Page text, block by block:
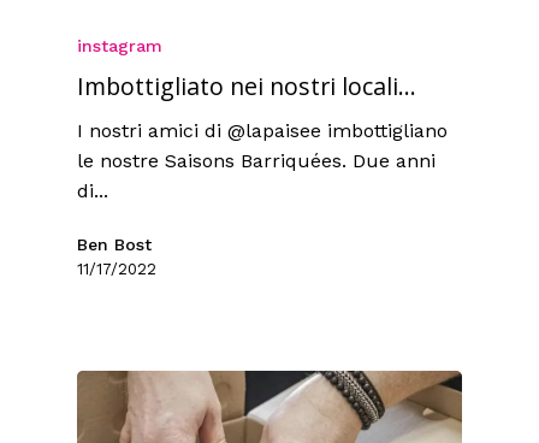
instagram
Imbottigliato nei nostri locali...
I nostri amici di @lapaisee imbottigliano
le nostre Saisons Barriquées. Due anni
di...
Ben Bost
11/17/2022